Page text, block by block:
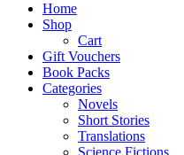
Home
Shop
Cart
Gift Vouchers
Book Packs
Categories
Novels
Short Stories
Translations
Science Fictions